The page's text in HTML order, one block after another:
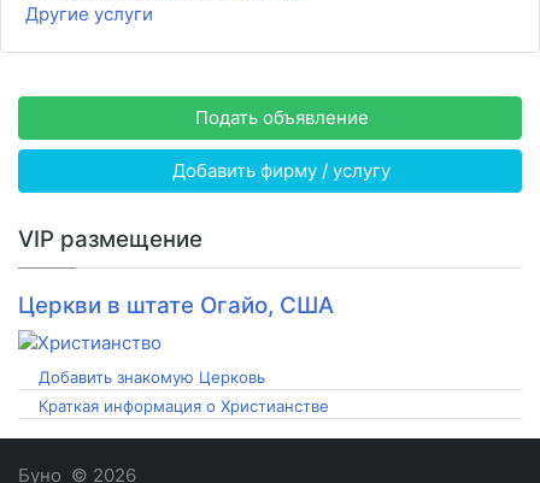
Другие услуги
Подать объявление
Добавить фирму / услугу
VIP размещение
Церкви в штате Огайо, США
Добавить знакомую Церковь
Краткая информация о Христианстве
Буно © 2026